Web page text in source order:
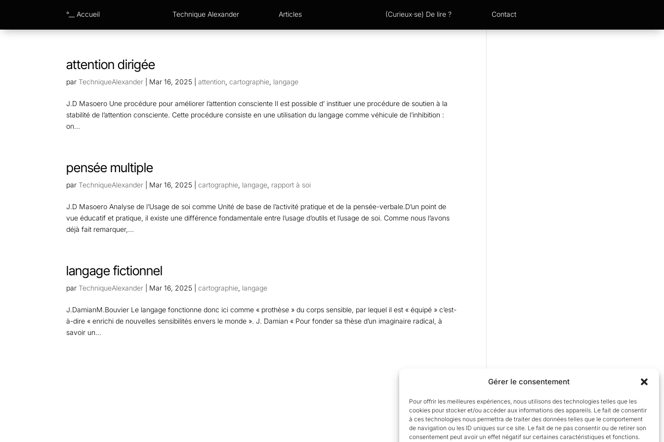
Gérer le consentement
Pour offrir les meilleures expériences, nous utilisons des technologies telles que les
cookies pour stocker et/ou accéder aux informations des appareils. Le fait de consentir
à ces technologies nous permettra de traiter des données telles que le comportement
de navigation ou les ID uniques sur ce site. Le fait de ne pas consentir ou de retirer son
consentement peut avoir un effet négatif sur certaines caractéristiques et fonctions.
°__ Accueil Technique Alexander Articles (Curieux·se) De lire ? Contact
attention dirigée
parTechniqueAlexander Mar 16, 2025 |attention,cartographie, langage
J.D Masoero Une procédure pour améliorer l’attention consciente Il est possible d’ instituer une procédure de soutien à la
stabilité de l’attention consciente. Cette procédure consiste en une utilisation du langage comme véhicule de l’inhibition :
on...
pensée multiple
parTechniqueAlexander Mar 16, 2025 |cartographie, langage, rapport à soi
J.D Masoero Analyse de l’Usage de soi comme Unité de base de l’activité pratique et de la pensée-verbale.D’un point de
vue éducatif et pratique, il existe une différence fondamentale entre l’usage d’outils et l’usage de soi. Comme nous l’avons
déjà fait remarquer,...
langage fictionnel
parTechniqueAlexander Mar 16, 2025 |cartographie, langage
J.DamianM.Bouvier Le langage fonctionne donc ici comme « prothèse » du corps sensible, par lequel il est « équipé » c’est-
à-dire « enrichi de nouvelles sensibilités envers le monde ». J. Damian « Pour fonder sa thèse d’un imaginaire radical, à
savoir un...